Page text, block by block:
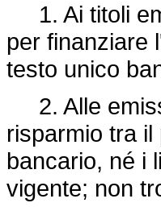
1. Ai titoli
per finanziare
testo unico
2. Alle
risparmio tra
bancario, né i
vigente; non